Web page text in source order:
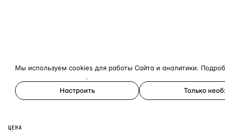
ЦЕНА
Мы используем cookies для работы Сайта и аналитики.
.
Настроить
Только
×